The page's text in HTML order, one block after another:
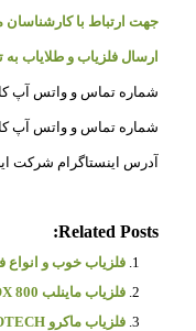
جهت ارتباط با کارشناسان
ارسال فلزیاب و طلایاب
شماره تماس و واتس آپ
شماره تماس و واتس آپ
آدرس اینستاگرام شرکت
Related Posts:
فلزیاب خوب و انواع
فلزیاب ماینلب EQUINOX 800
فلزیاب ماکرو JEOTECH جویتک